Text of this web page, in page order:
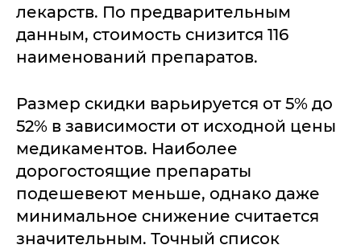
лекарств. По предварительным
данным, стоимость снизится 116
наименований препаратов.
Размер скидки варьируется от 5% до
52% в зависимости от исходной цены
медикаментов. Наиболее
дорогостоящие препараты
подешевеют меньше, однако даже
минимальное снижение считается
значительным. Точный список